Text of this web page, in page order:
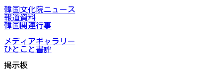
韓国文化院ニュース
報道資料
韓国関連行事
メディアギャラリー
ひとこと書評
掲示板